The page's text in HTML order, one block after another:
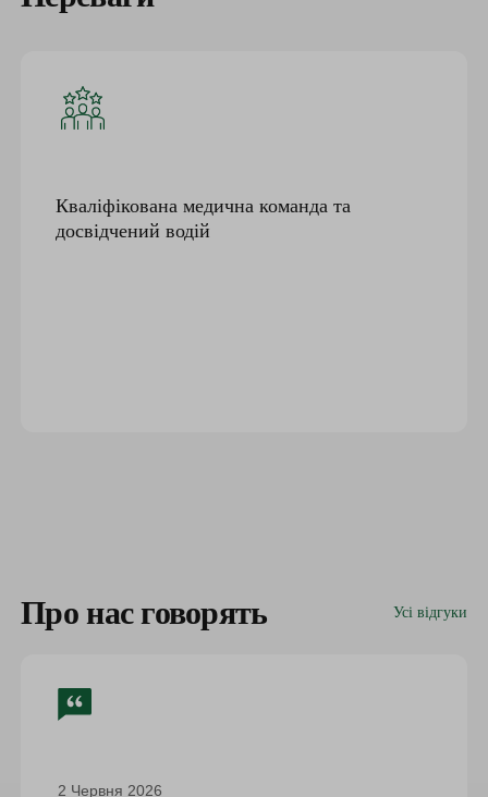
Кваліфікована медична команда та
досвідчений водій
Про нас говорять Усі відгуки
2 Червня 2026